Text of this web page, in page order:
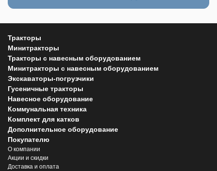
Тракторы
Минитракторы
Тракторы с навесным оборудованием
Минитракторы с навесным оборудованием
Экскаваторы-погрузчики
Гусеничные тракторы
Навесное оборудование
Коммунальная техника
Комплект для катков
Дополнительное оборудование
Покупателю
О компании
Акции и скидки
Доставка и оплата